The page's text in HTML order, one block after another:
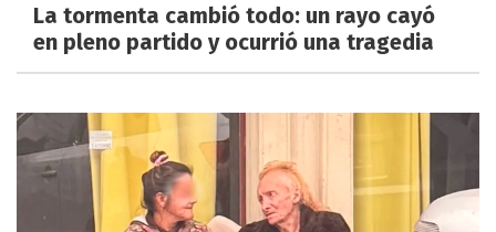
La tormenta cambió todo: un rayo cayó
en pleno partido y ocurrió una tragedia